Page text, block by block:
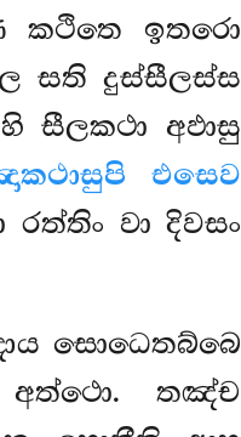
කථිතෙ ඉතරො
සති දුස්සීලස්ස
සීලකථා අඵාසු
එසෙව
වා දිවසං
සොධෙතබ්බෙ
අත්ථො. තඤ්ච